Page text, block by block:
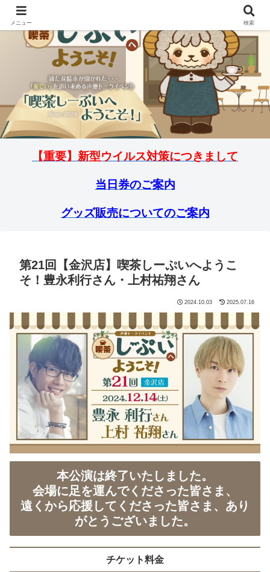
【重要】新型ウイルス対策につきまして
当日券のご案内
グッズ販売についてのご案内
第21回【金沢店】喫茶しーぷいへようこ
そ！豊永利行さん・上村祐翔さん
2024.10.03 2025.07.16
本公演は終了いたしました。
会場に足を運んでくださった皆さま、
遠くから応援してくださった皆さま、あり
がとうございました。
チケット料金
メニュー 検索